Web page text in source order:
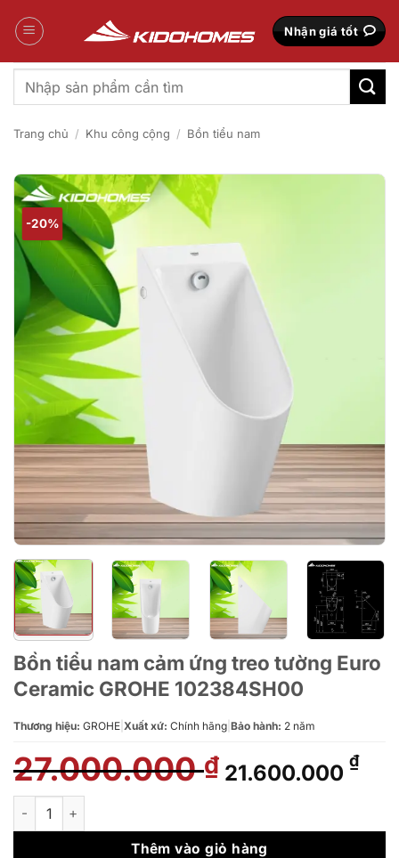
qua
Nhận giá tốt
Tìm
kiếm:
Trang chủ / Khu công cộng / Bồn tiểu nam
-20%
Bồn tiểu nam cảm ứng treo tường Euro
Ceramic GROHE 102384SH00
Thương hiệu: GROHE Xuất xứ: Chính hãng Bảo hành: 2 năm
27.000.000₫ Giá
gốc
27.000.000 ₫.
21.600.000 ₫Giá
là:
Bồn tiểu nam cảm ứng treo tường Euro Ceramic GROHE
Thêm vào giỏ hàng